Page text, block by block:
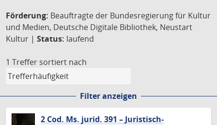
Förderung: Beauftragte der Bundesregierung für Kultur
und Medien, Deutsche Digitale Bibliothek, Neustart
Kultur | Status: laufend
1 Treffer sortiert nach
Filter anzeigen
2 Cod. Ms. jurid. 391 – Juristisch-